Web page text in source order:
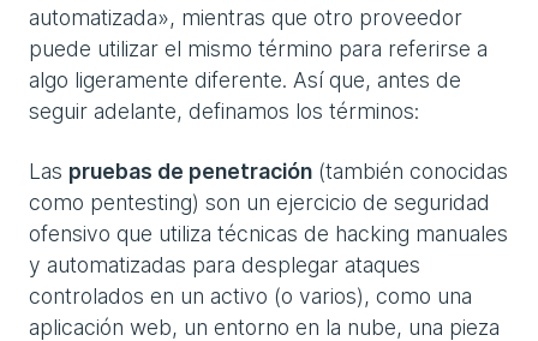
automatizada», mientras que otro proveedor
puede utilizar el mismo término para referirse a
algo ligeramente diferente. Así que, antes de
seguir adelante, definamos los términos:
Las pruebas de penetración (también conocidas
como pentesting) son un ejercicio de seguridad
ofensivo que utiliza técnicas de hacking manuales
y automatizadas para desplegar ataques
controlados en un activo (o varios), como una
aplicación web, un entorno en la nube, una pieza